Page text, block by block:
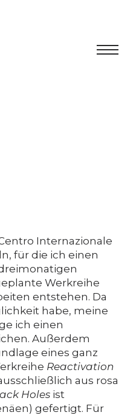
Vermietung
Media
DE EN IT
Internazionale
für die ich einen
Werkreihe
entstehen. Da
habe, meine
ich einen
Außerdem
eines ganz
Reactivation
aus rosa
Holesist
gefertigt. Für